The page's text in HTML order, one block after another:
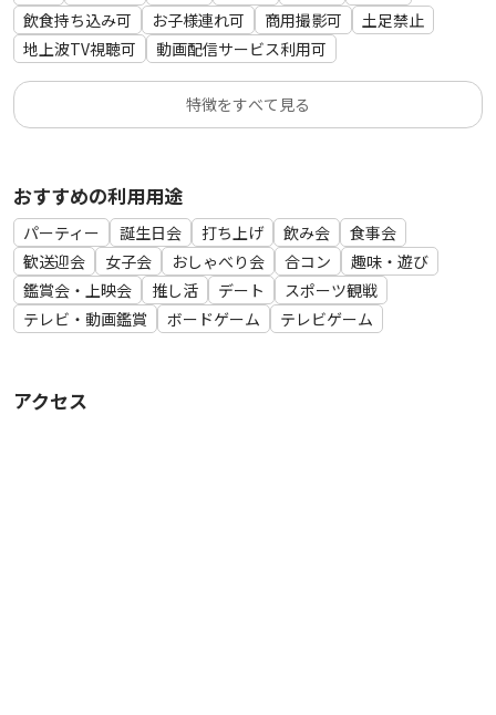
ァブリーズ
・キッチン用品
ホイル、キッチンペーパー
・掃除用品
※無料オプションが利用できない場合は返金ができかねますの
でご了承ください
※有料オプションが利用できない場合は、オプション代金のみ
返金させて頂きます
※調味料等食品類は一切常備しておりません。
飲食持ち込み可
お子様連れ可 商用撮影可
土足禁止
地上波TV視聴可
動画配信サービス利用可
特徴をすべて見る
おすすめの利用用途
パーティー 誕生日会 打ち上げ 飲み会
食事会
歓送迎会
女子会 おしゃべり会 合コン
趣味・遊び
鑑賞会・上映会
推し活 デート
スポーツ観戦
テレビ・動画鑑賞
ボードゲーム テレビゲーム
アクセス